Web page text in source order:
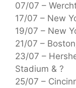
07/07 –
17/07 – New
19/07 – New
21/07 –
23/07 –
Stadium & ?
25/07 –